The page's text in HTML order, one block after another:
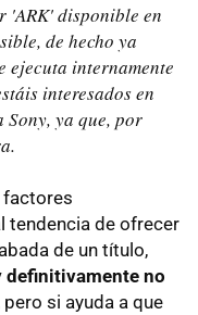
'ARK' disponible en
de hecho ya
ejecuta internamente
interesados en
ya que, por
factores
tendencia de ofrecer
de un título,
definitivamente no
pero si ayuda a que